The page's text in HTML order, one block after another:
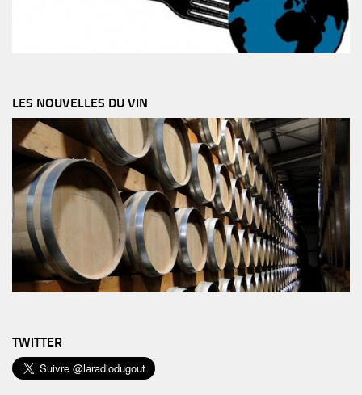
LES NOUVELLES DU VIN
TWITTER